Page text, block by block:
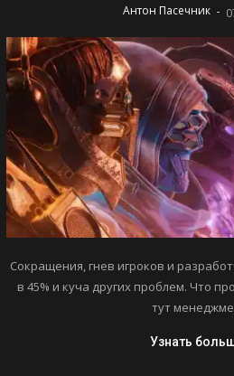
Антон Пасечник -
Сокращения, гнев игроков и
в 45% и куча других проблем. Что
тут
Узнать